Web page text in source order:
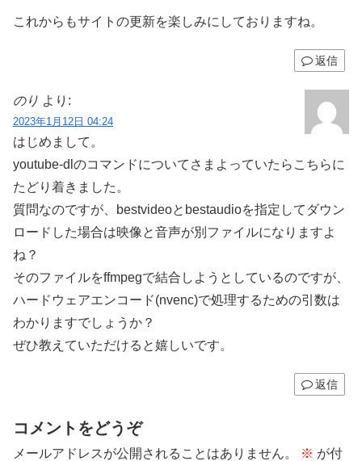
これからもサイトの更新を楽しみにしておりますね。
返信
のり より:
2023年1月12日 04:24
はじめまして。
youtube-dlのコマンドについてさまよっていたらこちらに
たどり着きました。
質問なのですが、bestvideoとbestaudioを指定してダウン
ロードした場合は映像と音声が別ファイルになりますよ
ね？
そのファイルをffmpegで結合しようとしているのですが、
ハードウェアエンコード(nvenc)で処理するための引数は
わかりますでしょうか？
ぜひ教えていただけると嬉しいです。
返信
コメントをどうぞ
メールアドレスが公開されることはありません。 ※ が付